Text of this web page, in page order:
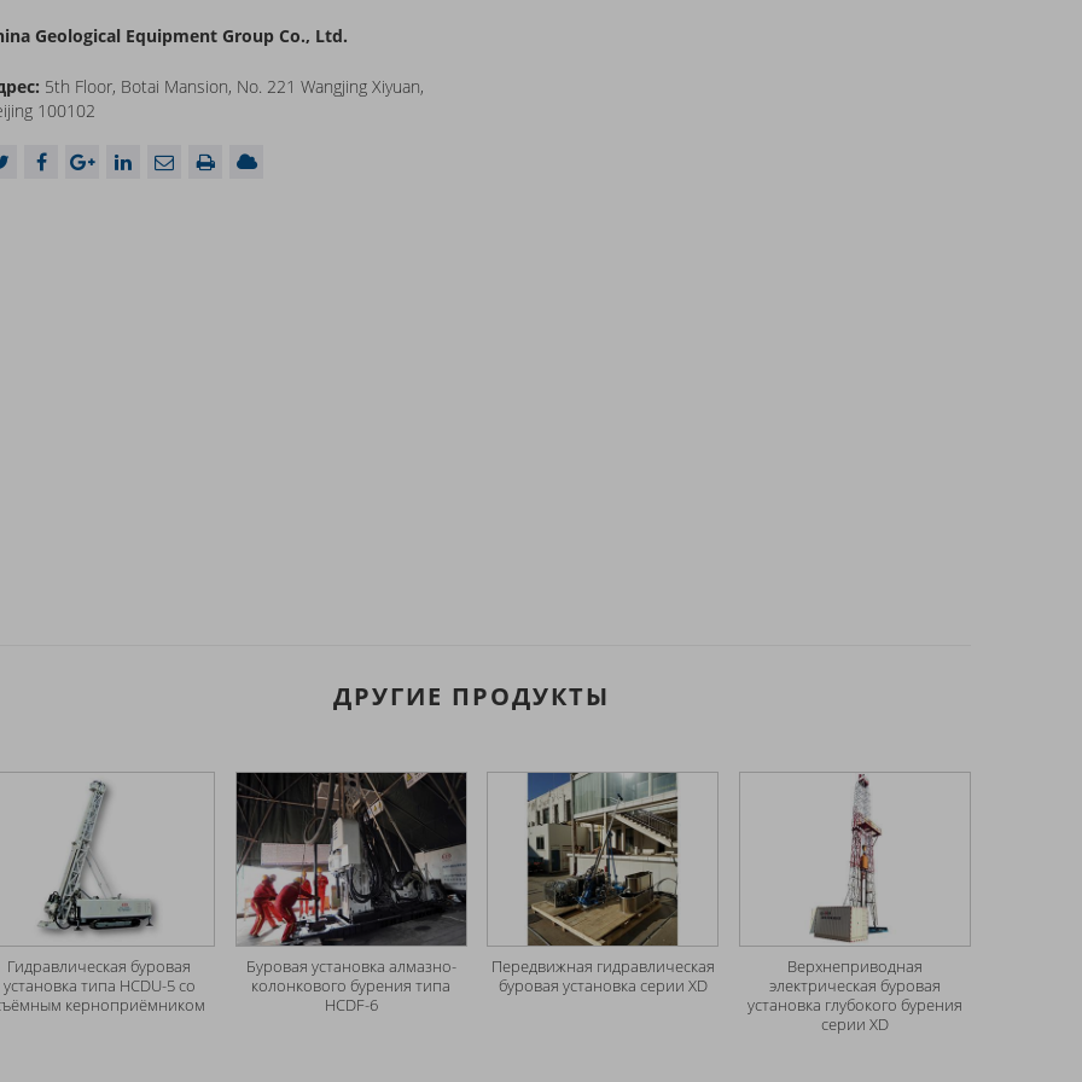
Geological Equipment Group Co., Ltd.
5th Floor, Botai Mansion, No. 221 Wangjing Xiyuan,
100102
ДРУГИЕ ПРОДУКТЫ
Гидравлическая буровая
установка типа HCDU-5 со
керноприёмником
Буровая установка алмазно-
колонкового бурения типа
HCDF-6
Передвижная гидравлическая
буровая установка серии XD
Верхнеприводная
электрическая буровая
установка глубокого бурения
серии XD